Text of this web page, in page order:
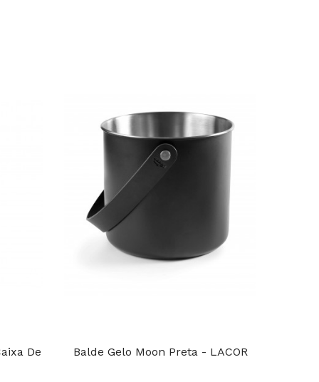
De
Balde Gelo Moon Preta - LACOR